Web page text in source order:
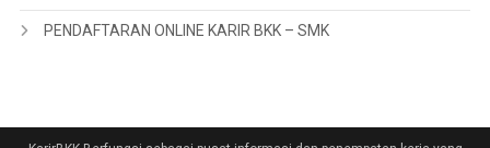
PENDAFTARAN ONLINE KARIR BKK – SMK